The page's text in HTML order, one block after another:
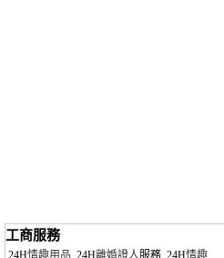
工商服務
24H情趣用品 24H離婚證人服務 24H情趣